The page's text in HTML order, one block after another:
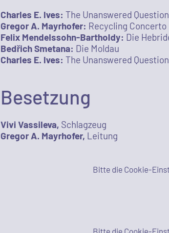
Charles E. Ives: The Unanswered Question
Gregor A. Mayrhofer: Recycling Concerto
Felix Mendelssohn-Bartholdy: Die
Bedřich Smetana: Die Moldau
Charles E. Ives: The Unanswered Question
Besetzung
Vivi Vassileva, Schlagzeug
Gregor A. Mayrhofer, Leitung
Bitte die Cookie-